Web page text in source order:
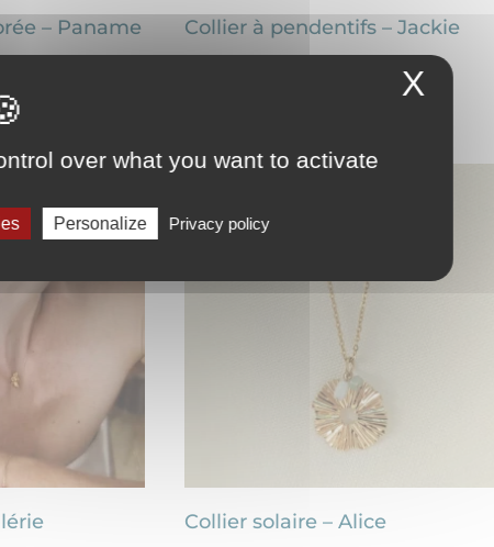
– Paname Collier à pendentifs – Jackie
Plage
26,00€
Collier solaire – Alice
X
over what you want to activate
Personalize Privacy policy